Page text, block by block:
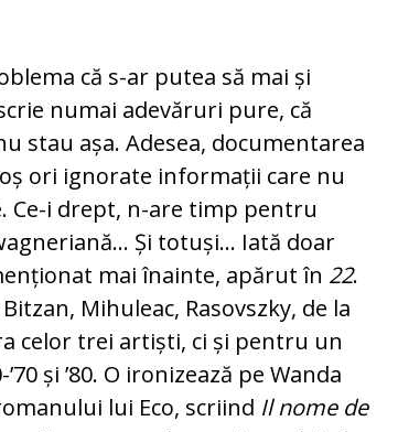
că s-ar putea să mai și
numai adevăruri pure, că
stau așa. Adesea, documentarea
ori ignorate informații care nu
Ce-i drept, n-are timp pentru
Și totuși... Iată doar
mai înainte, apărut în 22.
Mihuleac, Rasovszky, de la
celor trei artiști, ci și pentru un
și ’80. O ironizează pe Wanda
lui Eco, scriind Il nome de